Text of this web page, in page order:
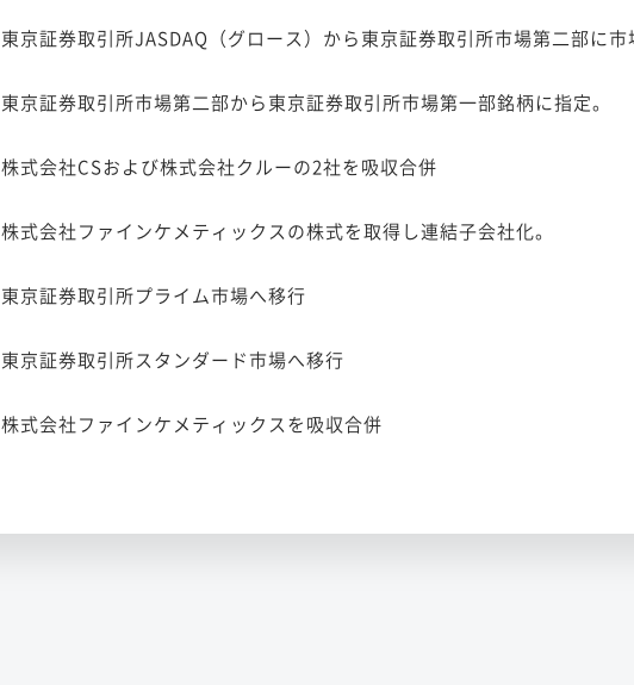
東京証券取引所JASDAQ（グロース）から東京証券取引所市場第二部に
東京証券取引所市場第二部から東京証券取引所市場第一部銘柄に指定。
株式会社CSおよび株式会社クルーの2社を吸収合併
株式会社ファインケメティックスの株式を取得し連結子会社化。
東京証券取引所プライム市場へ移行
東京証券取引所スタンダード市場へ移行
株式会社ファインケメティックスを吸収合併